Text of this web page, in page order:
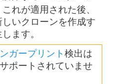
れが適用された後、
いクローンを作成す
ます。
ガープリント検出は
ポートされていませ